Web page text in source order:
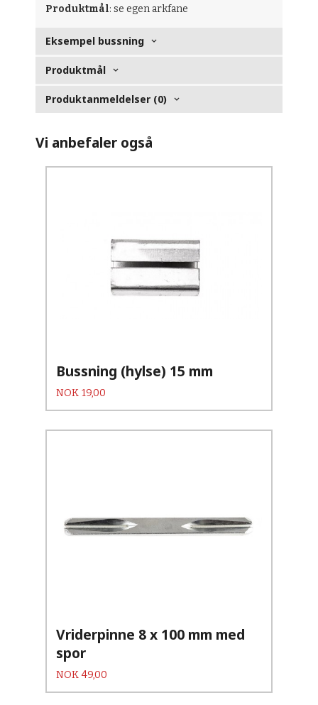
Produktmål: se egen arkfane
Eksempel bussning
Produktmål
Produktanmeldelser (0)
Vi anbefaler også
Bussning (hylse) 15 mm
Pris
NOK 19,00
Vriderpinne 8 x 100 mm med
spor
Pris
NOK 49,00